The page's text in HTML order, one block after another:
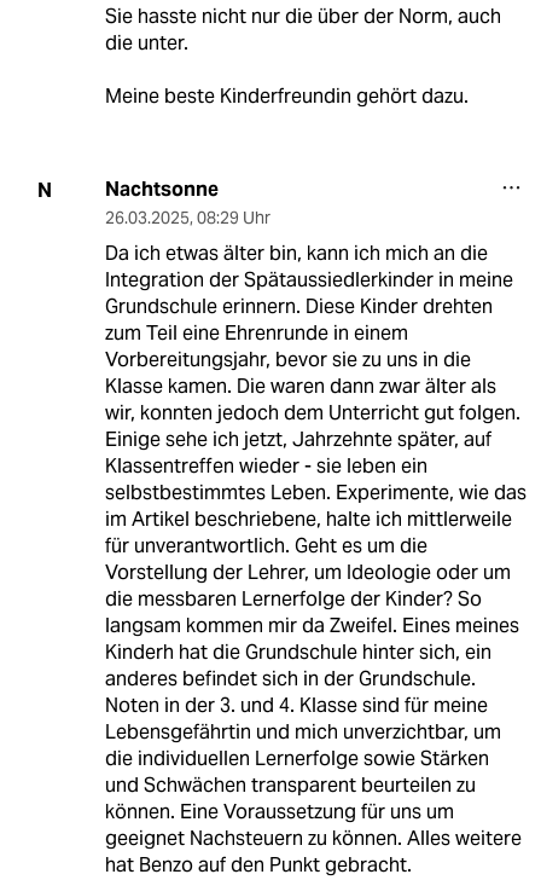
Sie hasste nicht nur die über der Norm, auch
die unter.
Meine beste Kinderfreundin gehört dazu.
N Nachtsonne
26.03.2025, 08:29 Uhr
Da ich etwas älter bin, kann ich mich an die
Integration der Spätaussiedlerkinder in meine
Grundschule erinnern. Diese Kinder drehten
zum Teil eine Ehrenrunde in einem
Vorbereitungsjahr, bevor sie zu uns in die
Klasse kamen. Die waren dann zwar älter als
wir, konnten jedoch dem Unterricht gut folgen.
Einige sehe ich jetzt, Jahrzehnte später, auf
Klassentreffen wieder - sie leben ein
selbstbestimmtes Leben. Experimente, wie das
im Artikel beschriebene, halte ich mittlerweile
für unverantwortlich. Geht es um die
Vorstellung der Lehrer, um Ideologie oder um
die messbaren Lernerfolge der Kinder? So
langsam kommen mir da Zweifel. Eines meines
Kinderh hat die Grundschule hinter sich, ein
anderes befindet sich in der Grundschule.
Noten in der 3. und 4. Klasse sind für meine
Lebensgefährtin und mich unverzichtbar, um
die individuellen Lernerfolge sowie Stärken
und Schwächen transparent beurteilen zu
können. Eine Voraussetzung für uns um
geeignet Nachsteuern zu können. Alles weitere
hat Benzo auf den Punkt gebracht.